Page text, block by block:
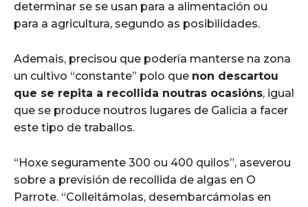
determinar se se usan para a alimentación ou
para a agricultura, segundo as posibilidades.
Ademais, precisou que podería manterse na zona
un cultivo “constante” polo que non descartou
que se repita a recollida noutras ocasións, igual
que se produce noutros lugares de Galicia a facer
este tipo de traballos.
“Hoxe seguramente 300 ou 400 quilos”, aseverou
sobre a previsión de recollida de algas en O
Parrote. “Colleitámolas, desembarcámolas en